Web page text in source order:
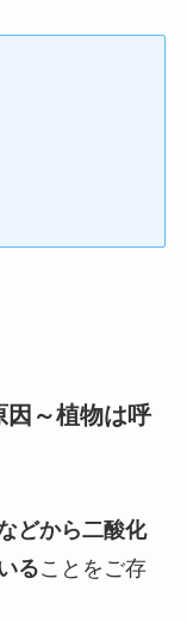
因～植物は呼
どから二酸化
ることをご存